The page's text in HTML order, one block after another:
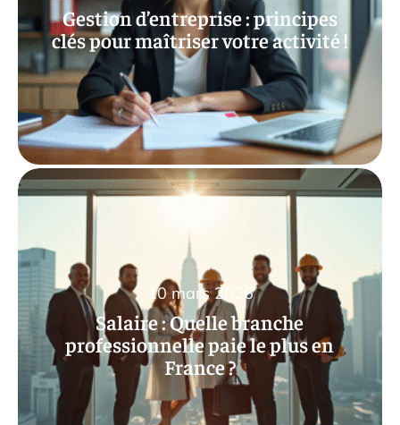
Gestion d’entreprise : principes
clés pour maîtriser votre activité !
Salaire : Quelle branche
professionnelle paie le plus en
France ?
10 mars 2026